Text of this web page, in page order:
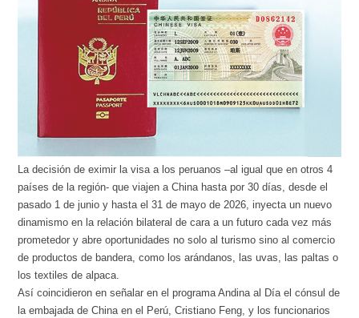
La decisión de eximir la visa a los peruanos –al igual que en otros 4
países de la región- que viajen a China hasta por 30 días, desde el
pasado 1 de junio y hasta el 31 de mayo de 2026, inyecta un nuevo
dinamismo en la relación bilateral de cara a un futuro cada vez más
prometedor y abre oportunidades no solo al turismo sino al comercio
de productos de bandera, como los arándanos, las uvas, las paltas o
los textiles de alpaca.
Así coincidieron en señalar en el programa Andina al Día el cónsul de
la embajada de China en el Perú, Cristiano Feng, y los funcionarios